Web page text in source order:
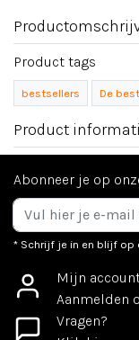
Product tags
bestsellers De
Product
Abonneer je op
* Schrijf je in en blijf op
Mijn
Aanmelden
Vragen?